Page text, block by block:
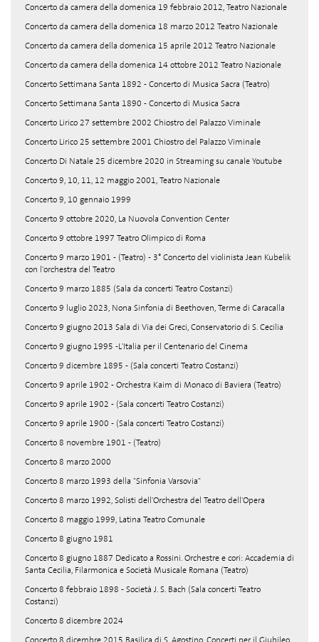
Concerto da camera della domenica 19 febbraio 2012, Teatro Nazionale
Concerto da camera della domenica 18 marzo 2012 Teatro Nazionale
Concerto da camera della domenica 15 aprile 2012 Teatro Nazionale
Concerto da camera della domenica 14 ottobre 2012 Teatro Nazionale
Concerto Settimana Santa 1892 - Concerto di Musica Sacra (Teatro)
Concerto Settimana Santa 1890 - Concerto di Musica Sacra
Concerto Lirico 27 settembre 2002 Chiostro del Palazzo Viminale
Concerto Lirico 25 settembre 2001 Chiostro del Palazzo Viminale
Concerto Di Natale 25 dicembre 2020 in Streaming su canale Youtube
Concerto 9, 10, 11, 12 maggio 2001, Teatro Nazionale
Concerto 9, 10 gennaio 1999
Concerto 9 ottobre 2020, La Nuovola Convention Center
Concerto 9 ottobre 1997 Teatro Olimpico di Roma
Concerto 9 marzo 1901 - (Teatro) - 3° Concerto del violinista Jean Kubelik
con l'orchestra del Teatro
Concerto 9 marzo 1885 (Sala da concerti Teatro Costanzi)
Concerto 9 luglio 2023, Nona Sinfonia di Beethoven, Terme di Caracalla
Concerto 9 giugno 2013 Sala di Via dei Greci, Conservatorio di S. Cecilia
Concerto 9 giugno 1995 -L'Italia per il Centenario del Cinema
Concerto 9 dicembre 1895 - (Sala concerti Teatro Costanzi)
Concerto 9 aprile 1902 - Orchestra Kaim di Monaco di Baviera (Teatro)
Concerto 9 aprile 1902 - (Sala concerti Teatro Costanzi)
Concerto 9 aprile 1900 - (Sala concerti Teatro Costanzi)
Concerto 8 novembre 1901 - (Teatro)
Concerto 8 marzo 2000
Concerto 8 marzo 1993 della "Sinfonia Varsovia"
Concerto 8 marzo 1992, Solisti dell'Orchestra del Teatro dell'Opera
Concerto 8 maggio 1999, Latina Teatro Comunale
Concerto 8 giugno 1981
Concerto 8 giugno 1887 Dedicato a Rossini. Orchestre e cori: Accademia di
Santa Cecilia, Filarmonica e Società Musicale Romana (Teatro)
Concerto 8 febbraio 1898 - Società J. S. Bach (Sala concerti Teatro
Costanzi)
Concerto 8 dicembre 2024